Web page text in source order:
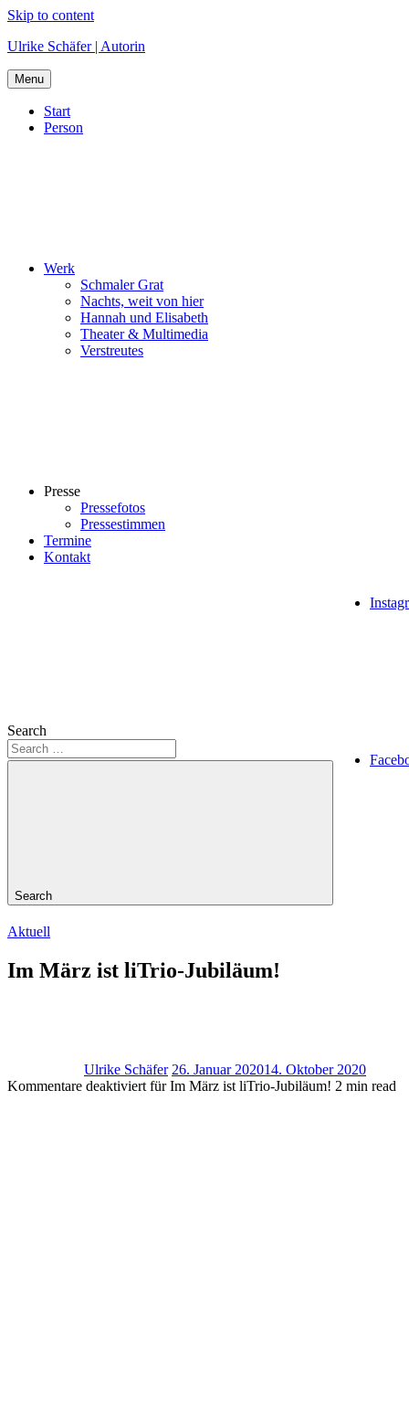
Skip to content
Ulrike Schäfer | Autorin
Menu
Start
Person
Werk
Schmaler Grat
Nachts, weit von hier
Hannah und Elisabeth
Theater & Multimedia
Verstreutes
Presse
Pressefotos
Pressestimmen
Termine
Kontakt
Search
Search
Aktuell
Im März ist liTrio-Jubiläum!
Ulrike Schäfer 26. Januar 202014. Oktober 2020
Kommentare deaktiviert für Im März ist liTrio-Jubiläum! 2 min read